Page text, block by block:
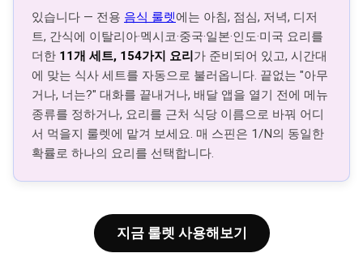
있습니다 — 전용 음식 룰렛에는 아침, 점심, 저녁, 디저
트, 간식에 이탈리아·멕시코·중국·일본·인도·미국 요리를
더한 11개 세트, 154가지 요리가 준비되어 있고, 시간대
에 맞는 식사 세트를 자동으로 불러옵니다. 끝없는 "아무
거나, 너는?" 대화를 끝내거나, 배달 앱을 열기 전에 메뉴
종류를 정하거나, 요리를 근처 식당 이름으로 바꿔 어디
서 먹을지 룰렛에 맡겨 보세요. 매 스핀은 1/N의 동일한
확률로 하나의 요리를 선택합니다.
지금 룰렛 사용해보기